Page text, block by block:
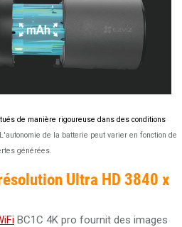
de manière rigoureuse dans des conditions
L'autonomie de la batterie peut varier en fonction de
générées.
Ultra HD 3840 x
BC1C 4K pro fournit des images